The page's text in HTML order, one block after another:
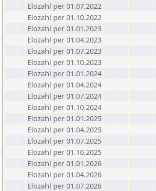
Elozahl per 01.07.2022
Elozahl per 01.10.2022
Elozahl per 01.01.2023
Elozahl per 01.04.2023
Elozahl per 01.07.2023
Elozahl per 01.10.2023
Elozahl per 01.01.2024
Elozahl per 01.04.2024
Elozahl per 01.07.2024
Elozahl per 01.10.2024
Elozahl per 01.01.2025
Elozahl per 01.04.2025
Elozahl per 01.07.2025
Elozahl per 01.10.2025
Elozahl per 01.01.2026
Elozahl per 01.04.2026
Elozahl per 01.07.2026